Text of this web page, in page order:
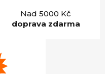
Nad 5000 Kč
doprava zdarma